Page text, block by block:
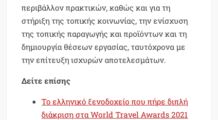
περιβάλλον πρακτικών, καθώς και για τη
στήριξη της τοπικής κοινωνίας, την ενίσχυση
της τοπικής παραγωγής και προϊόντων και τη
δημιουργία θέσεων εργασίας, ταυτόχρονα με
την επίτευξη ισχυρών αποτελεσμάτων.
Δείτε επίσης
To ελληνικό ξενοδοχείο που πήρε διπλή
διάκριση στα World Travel Awards 2021